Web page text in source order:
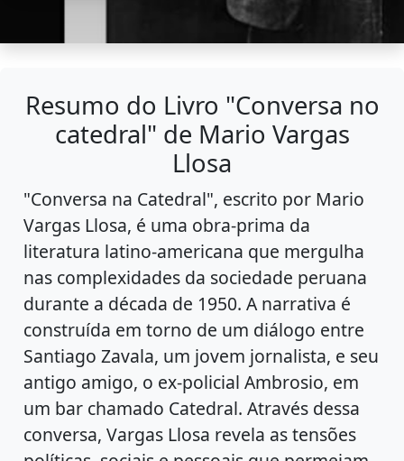
Resumo do Livro "Conversa no
catedral" de Mario Vargas
Llosa
"Conversa na Catedral", escrito por Mario
Vargas Llosa, é uma obra-prima da
literatura latino-americana que mergulha
nas complexidades da sociedade peruana
durante a década de 1950. A narrativa é
construída em torno de um diálogo entre
Santiago Zavala, um jovem jornalista, e seu
antigo amigo, o ex-policial Ambrosio, em
um bar chamado Catedral. Através dessa
conversa, Vargas Llosa revela as tensões